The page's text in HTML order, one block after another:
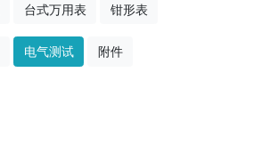
台式万用表 钳形表
电气测试 附件